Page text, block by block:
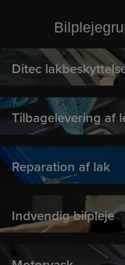
Ditec
Tilbagelevering af
Reparation af lak
Indvendig bilpleje